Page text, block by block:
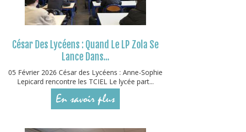
César Des Lycéens : Quand Le LP Zola Se
Lance Dans...
05 Février 2026 César des Lycéens : Anne-Sophie
Lepicard rencontre les TCIEL Le lycée part...
En savoir plus